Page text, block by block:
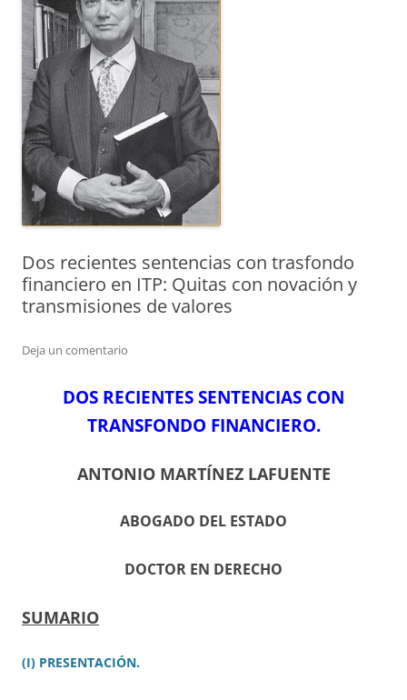
Dos recientes sentencias con trasfondo
financiero en ITP: Quitas con novación y
transmisiones de valores
Deja un comentario
DOS RECIENTES SENTENCIAS CON
TRANSFONDO FINANCIERO.
ANTONIO MARTÍNEZ LAFUENTE
ABOGADO DEL ESTADO
DOCTOR EN DERECHO
SUMARIO
(I) PRESENTACIÓN.